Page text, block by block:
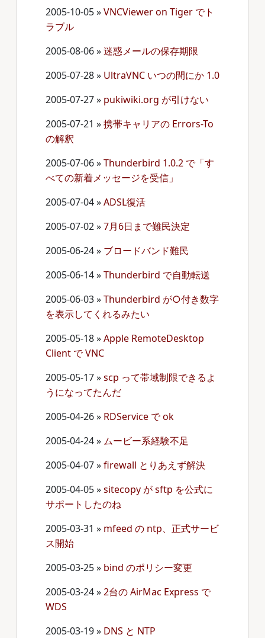
2005-10-05»VNCViewer on Tiger でト
ラブル
2005-08-06»迷惑メールの保存期限
2005-07-28» UltraVNC いつの間にか 1.0
2005-07-27» pukiwiki.org が引けない
2005-07-21 »携帯キャリアの Errors-To
の解釈
2005-07-06»Thunderbird 1.0.2 で「す
べての新着メッセージを受信」
2005-07-04»ADSL復活
2005-07-02»7月6日まで難民決定
2005-06-24» ブロードバンド難民
2005-06-14»Thunderbird で自動転送
2005-06-03»Thunderbird が○付き数字
を表示してくれるみたい
2005-05-18»Apple RemoteDesktop
Client で VNC
2005-05-17»scp って帯域制限できるよ
うになってたんだ
2005-04-26» RDService で ok
2005-04-24» ムービー系経験不足
2005-04-07»firewall とりあえず解決
2005-04-05»sitecopy が sftp を公式に
サポートしたのね
2005-03-31 » mfeed の ntp、正式サービ
ス開始
2005-03-25» bind のポリシー変更
2005-03-24»2台の AirMac Express で
WDS
2005-03-19» DNS と NTP